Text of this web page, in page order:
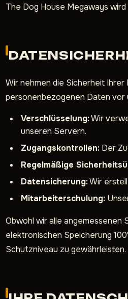
The Dog House Megaways
Wir nehmen die Sicherheit
personenbezogenen Daten vor
Verschlüsselung:Wir
unseren Servern.
Zugangskontrollen: Der
Regelmäßige
Datensicherung:Wir
Mitarbeiterschulung:
Obwohl wir alle
elektronischen Speicherung
Schutzniveau zu gewährleisten.